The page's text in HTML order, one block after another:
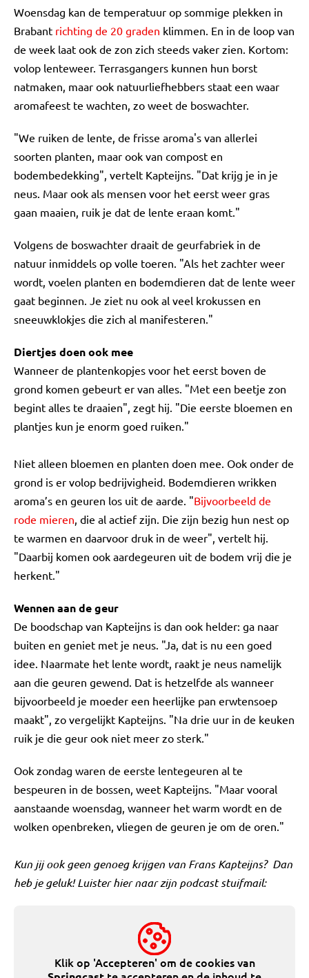
Woensdag kan de temperatuur op sommige plekken in
Brabant richting de 20 graden klimmen. En in de loop van
de week laat ook de zon zich steeds vaker zien. Kortom:
volop lenteweer. Terrasgangers kunnen hun borst
natmaken, maar ook natuurliefhebbers staat een waar
aromafeest te wachten, zo weet de boswachter.
"We ruiken de lente, de frisse aroma's van allerlei
soorten planten, maar ook van compost en
bodembedekking", vertelt Kapteijns. "Dat krijg je in je
neus. Maar ook als mensen voor het eerst weer gras
gaan maaien, ruik je dat de lente eraan komt."
Volgens de boswachter draait de geurfabriek in de
natuur inmiddels op volle toeren. "Als het zachter weer
wordt, voelen planten en bodemdieren dat de lente weer
gaat beginnen. Je ziet nu ook al veel krokussen en
sneeuwklokjes die zich al manifesteren."
Diertjes doen ook mee
Wanneer de plantenkopjes voor het eerst boven de
grond komen gebeurt er van alles. "Met een beetje zon
begint alles te draaien", zegt hij. "Die eerste bloemen en
plantjes kun je enorm goed ruiken."
Niet alleen bloemen en planten doen mee. Ook onder de
grond is er volop bedrijvigheid. Bodemdieren wrikken
aroma’s en geuren los uit de aarde. "Bijvoorbeeld de
rode mieren, die al actief zijn. Die zijn bezig hun nest op
te warmen en daarvoor druk in de weer", vertelt hij.
"Daarbij komen ook aardegeuren uit de bodem vrij die je
herkent."
Wennen aan de geur
De boodschap van Kapteijns is dan ook helder: ga naar
buiten en geniet met je neus. "Ja, dat is nu een goed
idee. Naarmate het lente wordt, raakt je neus namelijk
aan die geuren gewend. Dat is hetzelfde als wanneer
bijvoorbeeld je moeder een heerlijke pan erwtensoep
maakt", zo vergelijkt Kapteijns. "Na drie uur in de keuken
ruik je die geur ook niet meer zo sterk."
Ook zondag waren de eerste lentegeuren al te
bespeuren in de bossen, weet Kapteijns. "Maar vooral
aanstaande woensdag, wanneer het warm wordt en de
wolken openbreken, vliegen de geuren je om de oren."
Kun jij ook geen genoeg krijgen van Frans Kapteijns? Dan
heb je geluk! Luister hier naar zijn podcast stuifmail:
Klik op 'Accepteren' om de cookies van